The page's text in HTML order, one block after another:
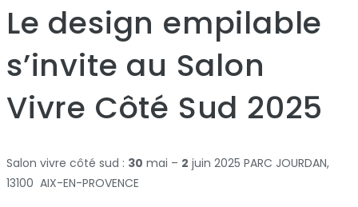
Le design empilable
s’invite au Salon
Vivre Côté Sud 2025
Salon vivre côté sud : 30 mai – 2 juin 2025 PARC JOURDAN,
13100 AIX-EN-PROVENCE